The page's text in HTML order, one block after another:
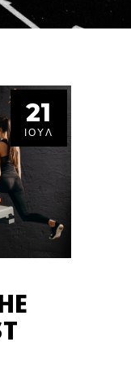
21
ΙΟΎΛ